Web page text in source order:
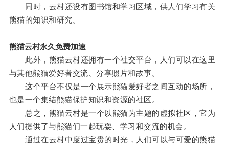
同时，云村还设有图书馆和学习区域，供人们学习有关
熊猫的知识和研究。
熊猫云村永久免费加速
此外，熊猫云村还拥有一个社交平台，人们可以在这里
与其他熊猫爱好者交流、分享照片和故事。
这个平台不仅是一个展示熊猫爱好者之间互动的场所，
也是一个集结熊猫保护知识和资源的社区。
总之，熊猫云村是一个以熊猫为主题的虚拟社区，它为
人们提供了与熊猫们一起玩耍、学习和交流的机会。
通过在云村中度过宝贵的时光，人们可以与可爱的熊猫